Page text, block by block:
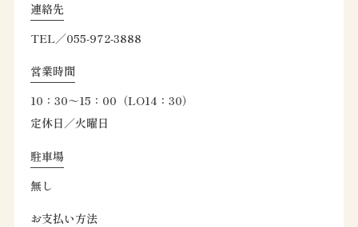
連絡先
TEL／055-972-3888
営業時間
10：30～15：00（LO14：30）
定休日／火曜日
駐車場
無し
お支払い方法